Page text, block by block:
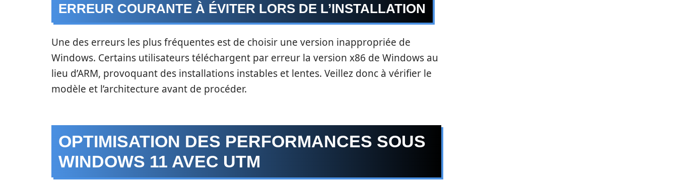
ERREUR COURANTE À ÉVITER LORS DE L’INSTALLATION
Une des erreurs les plus fréquentes est de choisir une version inappropriée de
Windows. Certains utilisateurs téléchargent par erreur la version x86 de Windows au
lieu d’ARM, provoquant des installations instables et lentes. Veillez donc à vérifier le
modèle et l’architecture avant de procéder.
OPTIMISATION DES PERFORMANCES SOUS
WINDOWS 11 AVEC UTM